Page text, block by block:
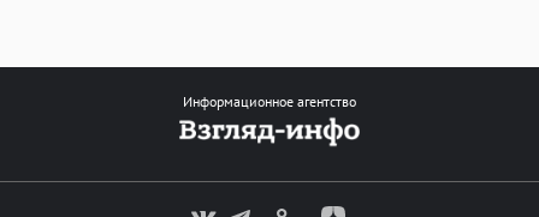
Информационное агентство